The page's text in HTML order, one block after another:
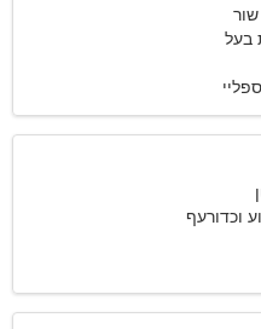
בעל
וכדורעף